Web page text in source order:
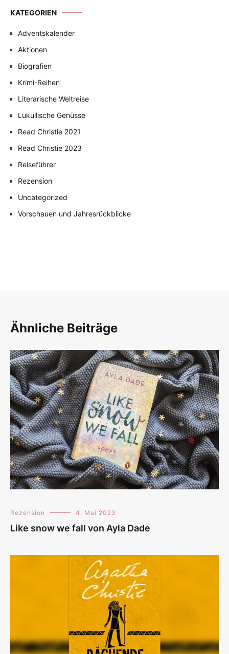
KATEGORIEN
Adventskalender
Aktionen
Biografien
Krimi-Reihen
Literarische Weltreise
Lukullische Genüsse
Read Christie 2021
Read Christie 2023
Reiseführer
Rezension
Uncategorized
Vorschauen und Jahresrückblicke
Ähnliche Beiträge
Rezension 4. Mai 2023
Like snow we fall von Ayla Dade